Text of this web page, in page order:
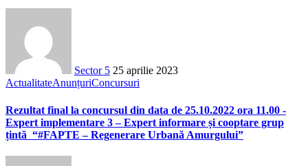
Sector 5 25 aprilie 2023
ActualitateAnunțuriConcursuri
Rezultat final la concursul din data de 25.10.2022 ora 11.00 -
Expert implementare 3 – Expert informare și cooptare grup
țintă “#FAPTE – Regenerare Urbană Amurgului”